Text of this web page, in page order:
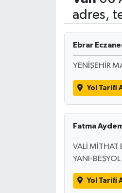
adres,
Ebrar
YENİŞEHİR
Yol Tarifi
Fatma
VALİ MİTHAT
YANI-BEŞYOL
Yol Tarifi